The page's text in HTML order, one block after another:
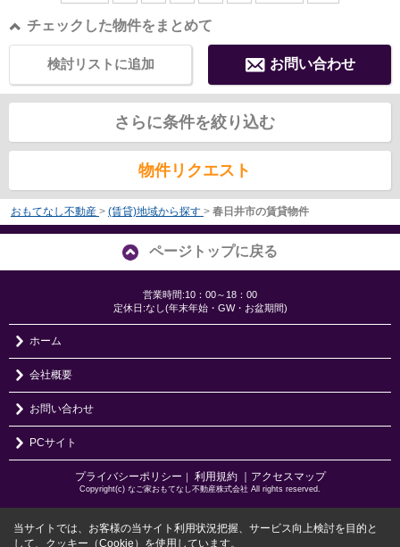
チェックした物件をまとめて
お問い合わせ
検討リストに追加
さらに条件を絞り込む
物件リクエスト
おもてなし不動産 > (賃貸)地域から探す > 春日井市の賃貸物件
ページトップに戻る
営業時間:10：00～18：00
定休日:なし(年末年始・GW・お盆期間)
ホーム
会社概要
お問い合わせ
PCサイト
プライバシーポリシー ｜ 利用規約 ｜アクセスマップ
Copyright(c) なご家おもてなし不動産株式会社 All rights reserved.
当サイトでは、お客様の当サイト利用状況把握、サービス向上検討を目的と
して、クッキー（Cookie）を使用しています。